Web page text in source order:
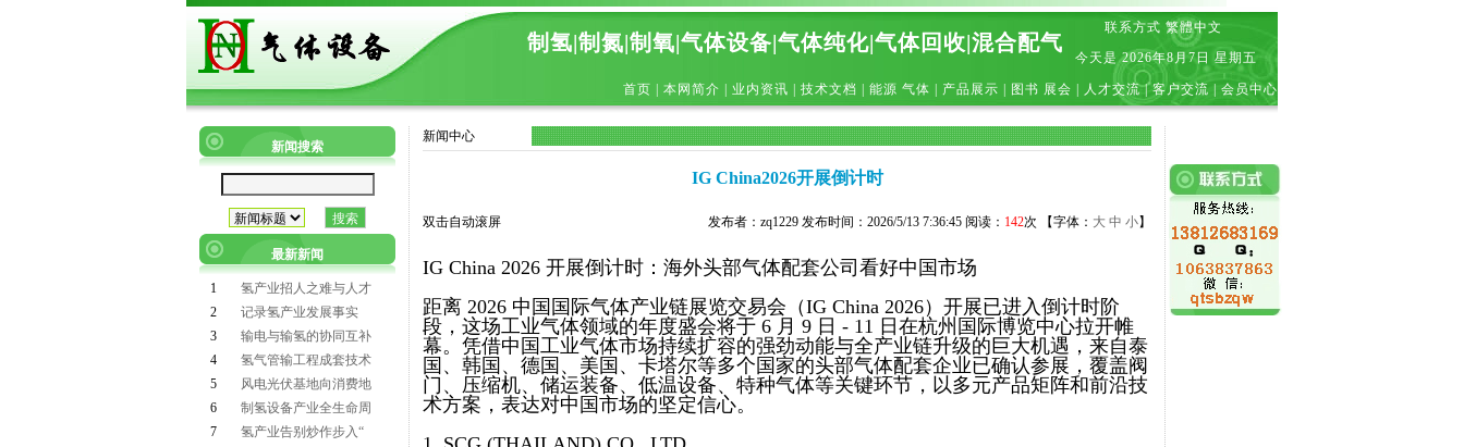
制氢|制氮|制氧|气体设备|气体纯化|气体回收|混合配气
联系方式 繁體中文
今天是2026年8月7日 星期五
首页 本网简介 业内资讯 技术文档 能源 气体 产品展示 图书 展会 人才交流|客户交流 会员中心
新闻搜索
最新新闻
1
氢产业招人之难与人才
2
记录氢产业发展事实
3
输电与输氢的协同互补
4
氢气管输工程成套技术
5
风电光伏基地向消费地
6
制氢设备产业全生命周
7
氢产业告别炒作步入“
新闻中心
IG China2026开展倒计时
双击自动滚屏 发布者：zq1229 发布时间：2026/5/13 7:36:45 阅读： 142次 【字体： 大 中 小】
IG China 2026 开展倒计时：海外头部气体配套公司看好中国市场
距离 2026 中国国际气体产业链展览交易会（IG China 2026）开展已进入倒计时阶
段，这场工业气体领域的年度盛会将于 6 月 9 日 - 11 日在杭州国际博览中心拉开帷
幕。凭借中国工业气体市场持续扩容的强劲动能与全产业链升级的巨大机遇，来自泰
国、韩国、德国、美国、卡塔尔等多个国家的头部气体配套企业已确认参展，覆盖阀
门、压缩机、储运装备、低温设备、特种气体等关键环节，以多元产品矩阵和前沿技
术方案，表达对中国市场的坚定信心。